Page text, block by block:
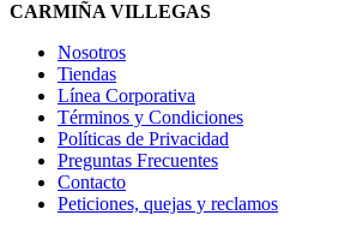
CARMIÑA VILLEGAS
Nosotros
Tiendas
Línea Corporativa
Términos y Condiciones
Políticas de Privacidad
Preguntas Frecuentes
Contacto
Peticiones, quejas y reclamos